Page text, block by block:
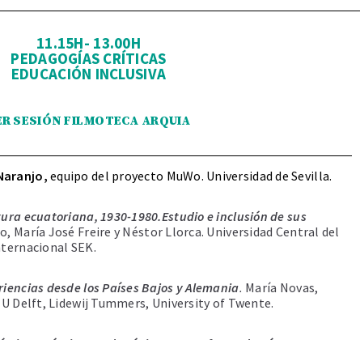
11.15H- 13.00H
PEDAGOGÍAS CRÍTICAS
EDUCACIÓN INCLUSIVA
SESIÓN FILMOTECA ARQUIA
equipo del proyecto MuWo. Universidad de Sevilla.
ecuatoriana, 1930-1980.Estudio e inclusión de sus
María José Freire y Néstor Llorca. Universidad Central del
SEK.
desde los Países Bajos y Alemania. María Novas,
Delft, Lidewij Tummers, University of Twente.